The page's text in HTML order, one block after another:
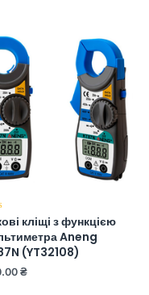
кліщі з функцією
Aneng
(YT32108)
₴